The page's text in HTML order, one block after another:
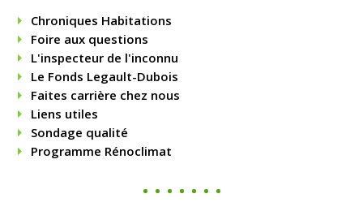
Chroniques Habitations
Foire aux questions
L'inspecteur de l'inconnu
Le Fonds Legault-Dubois
Faites carrière chez nous
Liens utiles
Sondage qualité
Programme Rénoclimat